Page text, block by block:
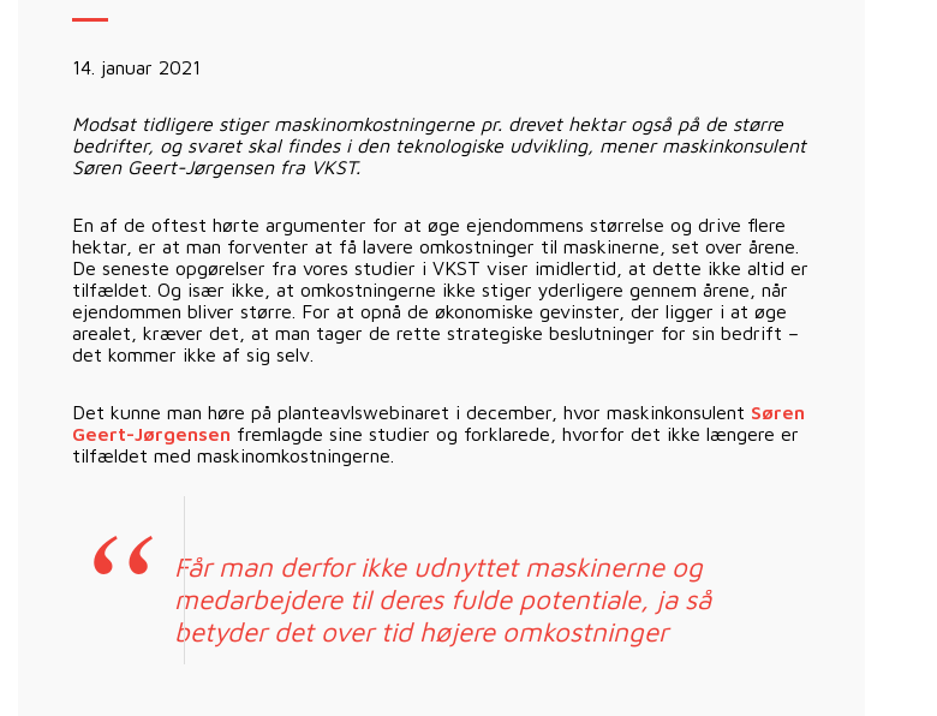
14. januar 2021
Modsat tidligere stiger maskinomkostningerne pr. drevet hektar også på de større
bedrifter, og svaret skal findes i den teknologiske udvikling, mener maskinkonsulent
Søren Geert-Jørgensen fra VKST.
En af de oftest hørte argumenter for at øge ejendommens størrelse og drive flere
hektar, er at man forventer at få lavere omkostninger til maskinerne, set over årene.
De seneste opgørelser fra vores studier i VKST viser imidlertid, at dette ikke altid er
tilfældet. Og især ikke, at omkostningerne ikke stiger yderligere gennem årene, når
ejendommen bliver større. For at opnå de økonomiske gevinster, der ligger i at øge
arealet, kræver det, at man tager de rette strategiske beslutninger for sin bedrift –
det kommer ikke af sig selv.
Det kunne man høre på planteavlswebinaret i december, hvor maskinkonsulent Søren
Geert-Jørgensen fremlagde sine studier og forklarede, hvorfor det ikke længere er
tilfældet med maskinomkostningerne.
Får man derfor ikke udnyttet maskinerne og
medarbejdere til deres fulde potentiale, ja så
betyder det over tid højere omkostninger